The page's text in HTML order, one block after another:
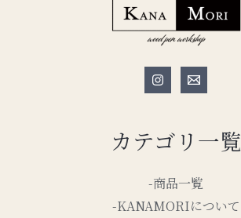
カテゴリ一覧
-商品一覧
-KANAMORIについて